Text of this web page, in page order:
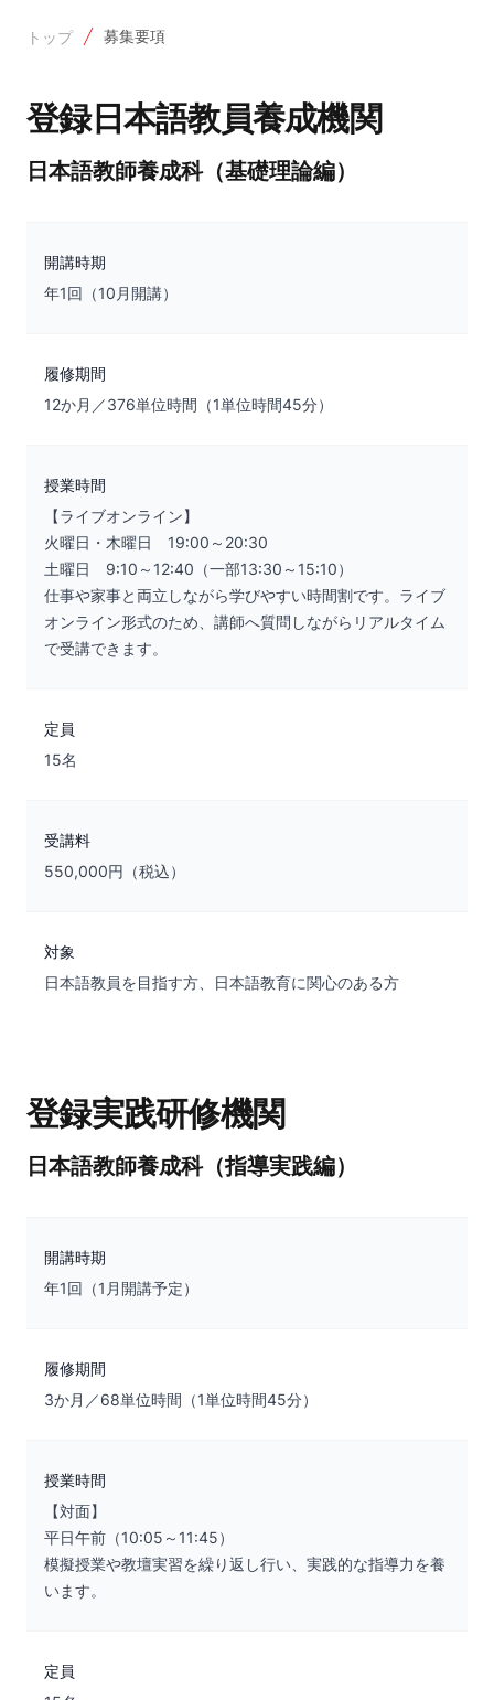
トップ 募集要項
登録日本語教員養成機関
日本語教師養成科（基礎理論編）
開講時期
年1回（10月開講）
履修期間
12か月／376単位時間（1単位時間45分）
授業時間
【ライブオンライン】
火曜日・木曜日 19:00～20:30
土曜日 9:10～12:40（一部13:30～15:10）
仕事や家事と両立しながら学びやすい時間割です。ライブ
オンライン形式のため、講師へ質問しながらリアルタイム
で受講できます。
定員
15名
受講料
550,000円（税込）
対象
日本語教員を目指す方、日本語教育に関心のある方
登録実践研修機関
日本語教師養成科（指導実践編）
開講時期
年1回（1月開講予定）
履修期間
3か月／68単位時間（1単位時間45分）
授業時間
【対面】
平日午前（10:05～11:45）
模擬授業や教壇実習を繰り返し行い、実践的な指導力を養
います。
定員